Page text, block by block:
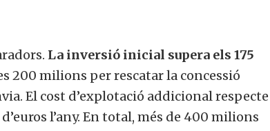
La inversió inicial supera els 175
200 milions per rescatar la concessió
El cost d’explotació addicional respecte
l’any. En total, més de 400 milions